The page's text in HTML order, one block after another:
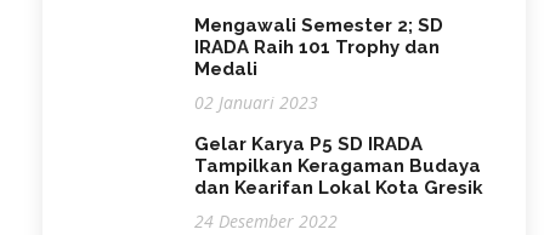
Mengawali Semester 2; SD
IRADA Raih 101 Trophy dan
Medali
02 Januari 2023
Gelar Karya P5 SD IRADA
Tampilkan Keragaman Budaya
dan Kearifan Lokal Kota Gresik
24 Desember 2022